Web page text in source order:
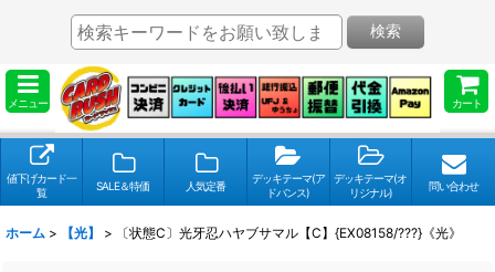
メニュー カート
検索
値下げカード一
覧
SALE＆特価 人気定番
デッキテーマ(ア
ドバンス)
デッキテーマ(オ
リジナル)
問い合わせ
ホーム > 【光】 > 〔状態C〕光牙忍ハヤブサマル【C】{EX08158/???}《光》